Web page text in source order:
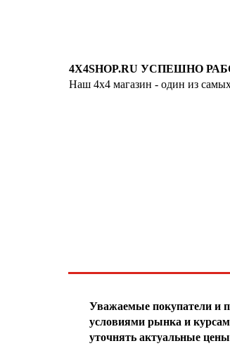
4X4SHOP.RU УСПЕШНО
Наш 4x4 магазин - один из
Уважаемые покупатели и
условиями рынка и
уточнять актуальные